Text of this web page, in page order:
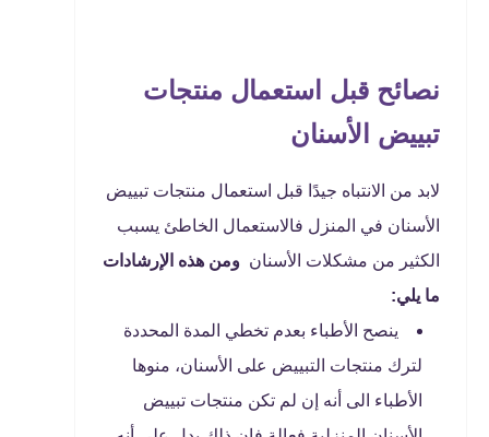
نصائح قبل استعمال منتجات
تبييض الأسنان
لابد من الانتباه جيدًا قبل استعمال منتجات تبييض
الأسنان في المنزل فالاستعمال الخاطئ يسبب
الكثير من مشكلات الأسنان ومن هذه الإرشادات
ما يلي:
ينصح الأطباء بعدم تخطي المدة المحددة
لترك منتجات التبييض على الأسنان، منوها
الأطباء الى أنه إن لم تكن منتجات تبييض